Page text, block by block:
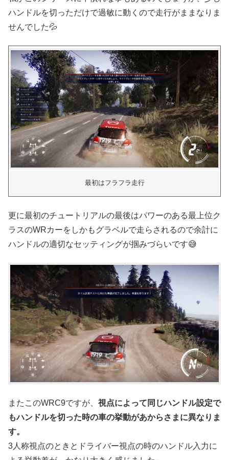
ハンドルを切っただけで過敏に動くので走行がままなりま
せんでした💦
最初はフラフラ走行
更に最初のチュートリアルの最後はパワーのある最上位ク
ラスのWRカーをしかもグラベルで走らされるので余計に
ハンドルの適切なセッティングが掴みづらいです😅
またこのWRC9ですが、 視点によって同じハンドル設定で
もハンドルを切った時の車の挙動があからさまに異なりま
す。
3人称視点のときとドライバー視点の時のハンドル入力に